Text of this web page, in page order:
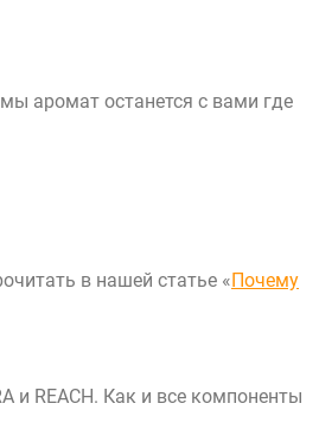
аромат останется с вами где
в нашей статье «Почему
и REACH. Как и все компоненты